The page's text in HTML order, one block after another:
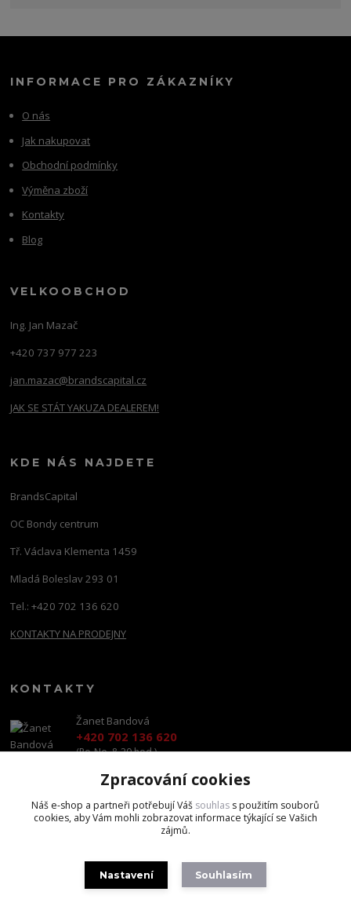
INFORMACE PRO ZÁKAZNÍKY
O nás
Jak nakupovat
Obchodní podmínky
Výměna zboží
Kontakty
Blog
VELKOOBCHOD
Ing. Jan Mazač
+420 737 977 223
jan.mazac@brandscapital.cz
JAK SE STÁT YAKUZA DEALEREM!
KDE NÁS NAJDETE
BrandsCapital
OC Bondy centrum
Tř. Václava Klementa 1459
Mladá Boleslav 293 01
Tel.: +420 702 136 620
KONTAKTY NA PRODEJNY
KONTAKTY
Žanet Bandová
+420 702 136 620
(Po-Ne, 8-20 hod.)
shop@brandscapital.cz
Zpracování cookies
Náš e-shop a partneři potřebují Váš souhlas s použitím souborů
cookies, aby Vám mohli zobrazovat informace týkající se Vašich
zájmů.
Nastavení Souhlasím